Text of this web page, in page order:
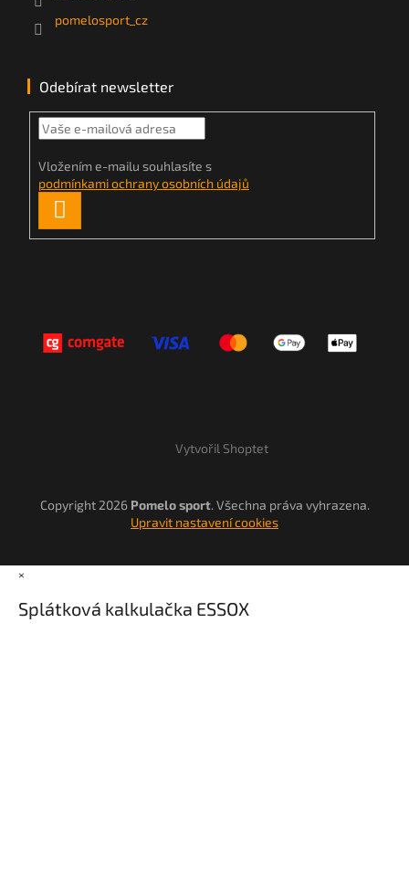
pomelosport_cz
Odebírat newsletter
Vložením e-mailu souhlasíte s
podmínkami ochrany osobních údajů
SE
Vytvořil Shoptet
Copyright 2026 Pomelo sport. Všechna práva vyhrazena.
Upravit nastavení cookies
×
Splátková kalkulačka ESSOX